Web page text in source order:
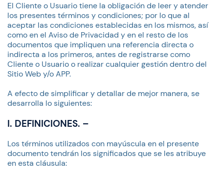
El Cliente o Usuario tiene la obligación de leer y atender
los presentes términos y condiciones; por lo que al
aceptar las condiciones establecidas en los mismos, así
como en el Aviso de Privacidad y en el resto de los
documentos que impliquen una referencia directa o
indirecta a los primeros, antes de registrarse como
Cliente o Usuario o realizar cualquier gestión dentro del
Sitio Web y/o APP.
A efecto de simplificar y detallar de mejor manera, se
desarrolla lo siguientes:
I. DEFINICIONES. –
Los términos utilizados con mayúscula en el presente
documento tendrán los significados que se les atribuye
en esta cláusula: